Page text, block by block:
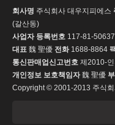
회사명 주식회사 대우지피에스
(갈산동)
사업자 등록번호 117-81-50637
대표 魏 聖優 전화1688-8864
통신판매업신고번호 제2010-
개인정보 보호책임자魏 聖優
Copyright © 2001-2013 주식